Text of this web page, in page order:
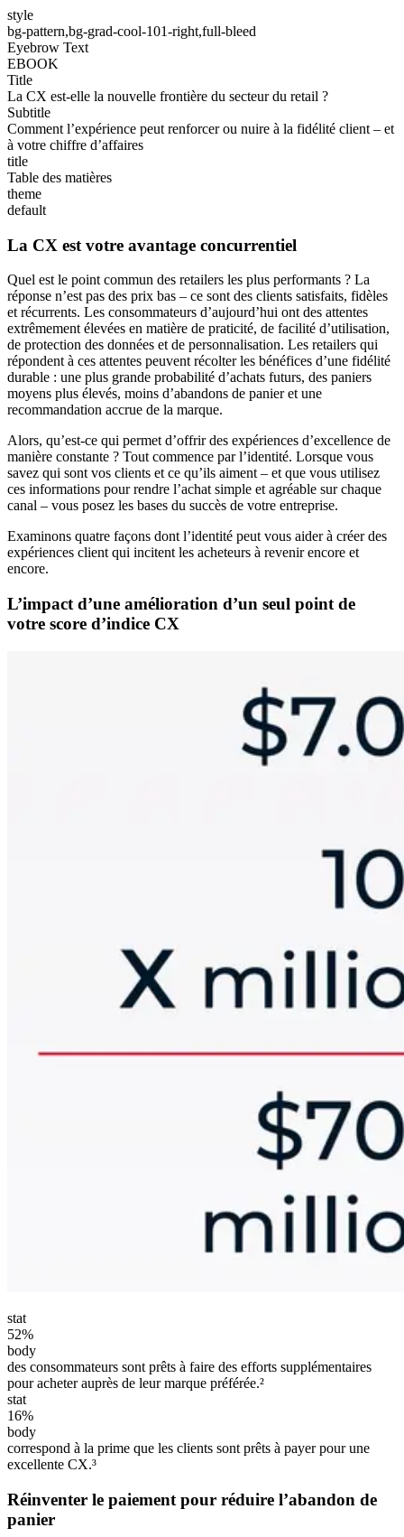
style
bg-pattern,bg-grad-cool-101-right,full-bleed
Eyebrow Text
EBOOK
Title
La CX est-elle la nouvelle frontière du secteur du retail ?
Subtitle
Comment l’expérience peut renforcer ou nuire à la fidélité client – et
à votre chiffre d’affaires
title
Table des matières
theme
default
La CX est votre avantage concurrentiel
Quel est le point commun des retailers les plus performants ? La
réponse n’est pas des prix bas – ce sont des clients satisfaits, fidèles
et récurrents. Les consommateurs d’aujourd’hui ont des attentes
extrêmement élevées en matière de praticité, de facilité d’utilisation,
de protection des données et de personnalisation. Les retailers qui
répondent à ces attentes peuvent récolter les bénéfices d’une fidélité
durable : une plus grande probabilité d’achats futurs, des paniers
moyens plus élevés, moins d’abandons de panier et une
recommandation accrue de la marque.
Alors, qu’est-ce qui permet d’offrir des expériences d’excellence de
manière constante ? Tout commence par l’identité. Lorsque vous
savez qui sont vos clients et ce qu’ils aiment – et que vous utilisez
ces informations pour rendre l’achat simple et agréable sur chaque
canal – vous posez les bases du succès de votre entreprise.
Examinons quatre façons dont l’identité peut vous aider à créer des
expériences client qui incitent les acheteurs à revenir encore et
encore.
L’impact d’une amélioration d’un seul point de
votre score d’indice CX
stat
52%
body
des consommateurs sont prêts à faire des efforts supplémentaires
pour acheter auprès de leur marque préférée.²
stat
16%
body
correspond à la prime que les clients sont prêts à payer pour une
excellente CX.³
Réinventer le paiement pour réduire l’abandon de
panier